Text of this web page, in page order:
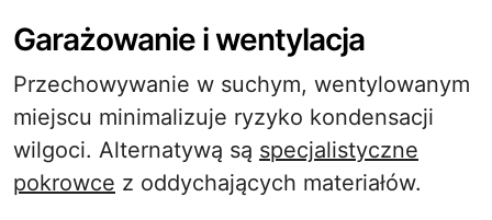
Garażowanie i wentylacja
Przechowywanie w suchym, wentylowanym
miejscu minimalizuje ryzyko kondensacji
wilgoci. Alternatywą są specjalistyczne
pokrowce z oddychających materiałów.